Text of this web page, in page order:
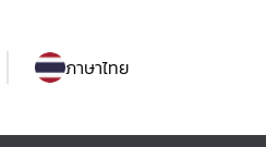
ภาษาไทย